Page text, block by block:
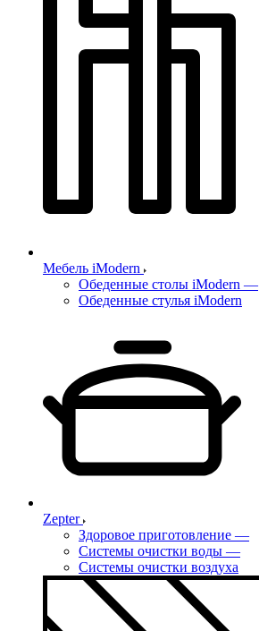
Мебель iModern
Обеденные столы iModern —
Обеденные стулья iModern
Zepter
Здоровое приготовление —
Системы очистки воды —
Системы очистки воздуха